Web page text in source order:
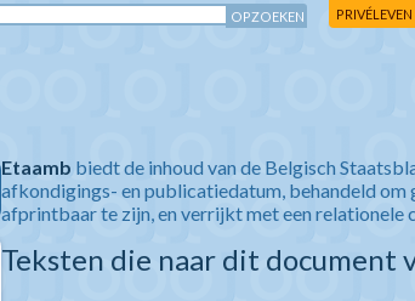
PRIVÉLEVEN
Etaamb biedt de inhoud van de Belgisch
afkondigings- en publicatiedatum, behandeld om
afprintbaar te zijn, en verrijkt met een relationele
Teksten die naar dit document